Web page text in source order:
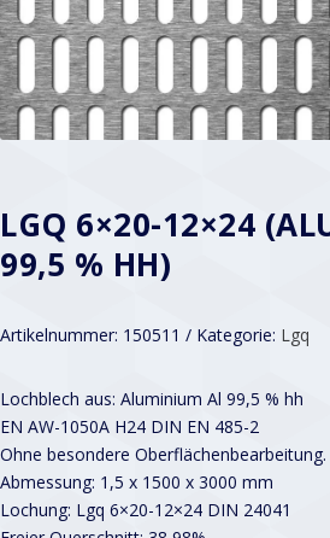
LGQ 6×20-12×24
99,5 % HH)
Artikelnummer: 150511 Kategorie: Lgq
Lochblech aus: Aluminium Al 99,5 % hh
EN AW-1050A H24 DIN EN 485-2
Ohne besondere Oberflächenbearbeitung.
Abmessung: 1,5 x 1500 x 3000 mm
Lochung: Lgq 6×20-12×24 DIN 24041